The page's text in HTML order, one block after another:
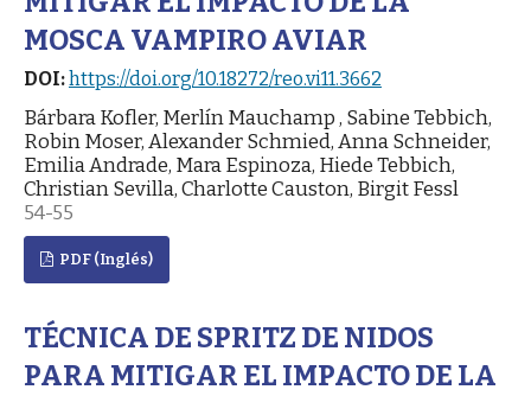
MOSCA VAMPIRO AVIAR
DOI:https://doi.org/10.18272/reo.vi11.3662
Bárbara Kofler, Merlín Mauchamp , Sabine Tebbich,
Robin Moser, Alexander Schmied, Anna Schneider,
Emilia Andrade, Mara Espinoza, Hiede Tebbich,
Christian Sevilla, Charlotte Causton, Birgit Fessl
54-55
PDF (Inglés)
TÉCNICA DE SPRITZ DE NIDOS
PARA MITIGAR EL IMPACTO DE LA